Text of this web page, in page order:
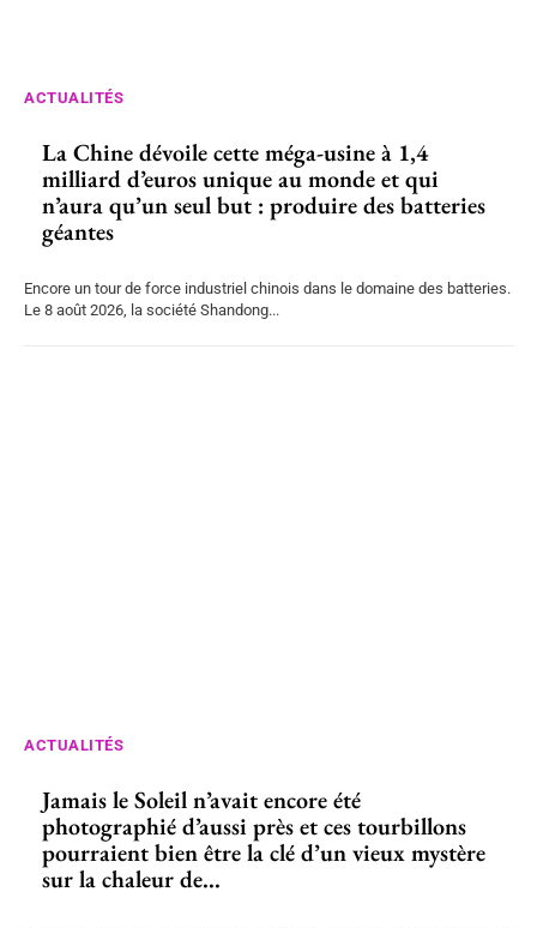
ACTUALITÉS
La Chine dévoile cette méga-usine à 1,4
milliard d’euros unique au monde et qui
n’aura qu’un seul but : produire des batteries
géantes
Encore un tour de force industriel chinois dans le domaine des batteries.
Le 8 août 2026, la société Shandong...
ACTUALITÉS
Jamais le Soleil n’avait encore été
photographié d’aussi près et ces tourbillons
pourraient bien être la clé d’un vieux mystère
sur la chaleur de...